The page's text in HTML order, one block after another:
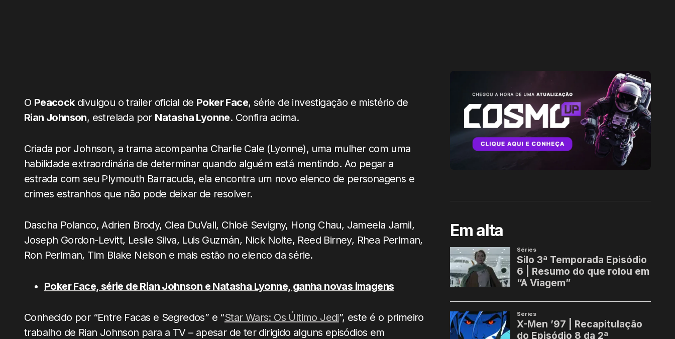
O Peacockdivulgou o trailer oficial de Poker Face, série de investigação e mistério de
Rian Johnson, estrelada por Natasha Lyonne. Confira acima.
Criada por Johnson, a trama acompanha Charlie Cale (Lyonne), uma mulher com uma
habilidade extraordinária de determinar quando alguém está mentindo. Ao pegar a
estrada com seu Plymouth Barracuda, ela encontra um novo elenco de personagens e
crimes estranhos que não pode deixar de resolver.
Dascha Polanco, Adrien Brody, Clea DuVall, Chloë Sevigny, Hong Chau, Jameela Jamil,
Joseph Gordon-Levitt, Leslie Silva, Luis Guzmán, Nick Nolte, Reed Birney, Rhea Perlman,
Ron Perlman, Tim Blake Nelson e mais estão no elenco da série.
Poker Face, série de Rian Johnson e Natasha Lyonne, ganha novas imagens
Conhecido por “Entre Facas e Segredos” e “Star Wars: Os Último Jedi”, este é o primeiro
trabalho de Rian Johnson para a TV – apesar de ter dirigido alguns episódios em
Em alta